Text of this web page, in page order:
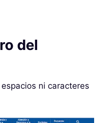
del
ni caracteres